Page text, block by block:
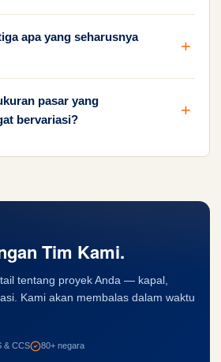
apa yang seharusnya
pasar yang
bervariasi?
Tim Kami.
tentang proyek Anda — kapal,
Kami akan membalas dalam waktu
& CCS 80+ negara